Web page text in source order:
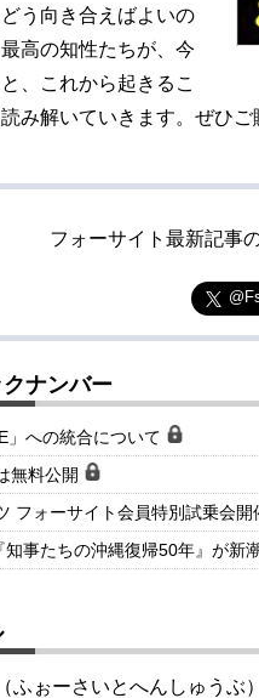
う向き合えばよいの
高の知性たちが、今
、これから起きるこ
み解いていきます。 ぜひご
フォーサイト最新記事
クナンバー
」への統合について
無料公開
フォーサイト会員特別試乗会開
事たちの沖縄復帰50年』が新
ふぉーさいとへんしゅうぶ）